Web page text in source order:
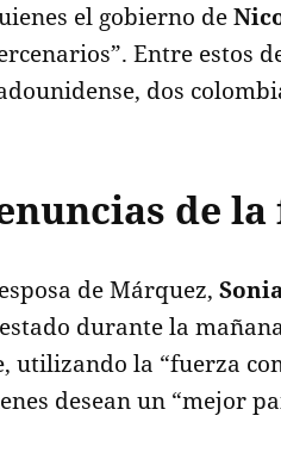
el gobierno de
Entre estos
dos
de
de Márquez,
durante la
utilizando la “fuerza
desean un “mejor